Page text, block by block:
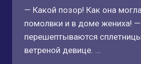
— Какой позор! Как она
помолвки и в доме жениха! —
перешептываются
ветреной девице. …